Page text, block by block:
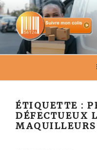
Aller
au
contenu
principal
SUIVRE
ÉTIQUETTE :
DÉFECTUEUX
MAQUILLEURS